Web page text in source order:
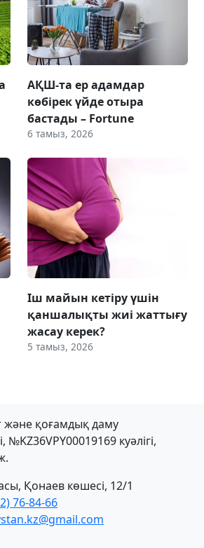
АҚШ-та ер адамдар
көбірек үйде отыра
бастады – Fortune
6 тамыз, 2026
Іш майын кетіру үшін
қаншалықты жиі жаттығу
жасау керек?
5 тамыз, 2026
және қоғамдық даму
№KZ36VPY00019169 куәлігі,
Қонаев көшесі, 12/1
76-84-66